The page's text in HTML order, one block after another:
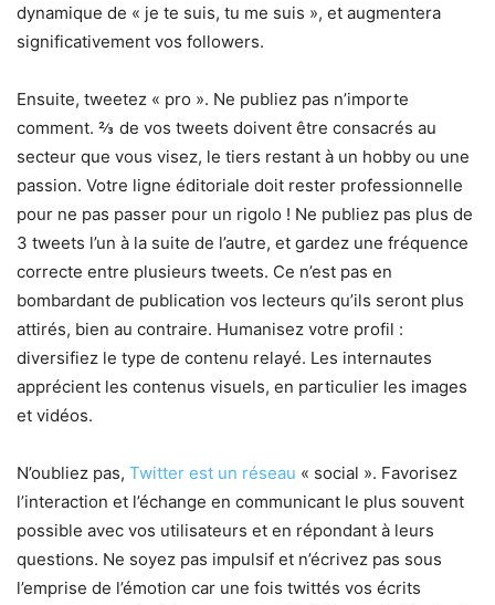
dynamique de « je te suis, tu me suis », et augmentera
significativement vos followers.
Ensuite, tweetez « pro ». Ne publiez pas n’importe
comment. ⅔ de vos tweets doivent être consacrés au
secteur que vous visez, le tiers restant à un hobby ou une
passion. Votre ligne éditoriale doit rester professionnelle
pour ne pas passer pour un rigolo ! Ne publiez pas plus de
3 tweets l’un à la suite de l’autre, et gardez une fréquence
correcte entre plusieurs tweets. Ce n’est pas en
bombardant de publication vos lecteurs qu’ils seront plus
attirés, bien au contraire. Humanisez votre profil :
diversifiez le type de contenu relayé. Les internautes
apprécient les contenus visuels, en particulier les images
et vidéos.
N’oubliez pas, Twitter est un réseau « social ». Favorisez
l’interaction et l’échange en communicant le plus souvent
possible avec vos utilisateurs et en répondant à leurs
questions. Ne soyez pas impulsif et n’écrivez pas sous
l’emprise de l’émotion car une fois twittés vos écrits